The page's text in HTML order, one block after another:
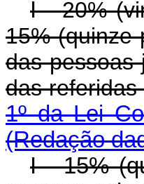
I -20%
15% (quinze
das pessoas
das
1º da Lei
(Redação
I - 15%